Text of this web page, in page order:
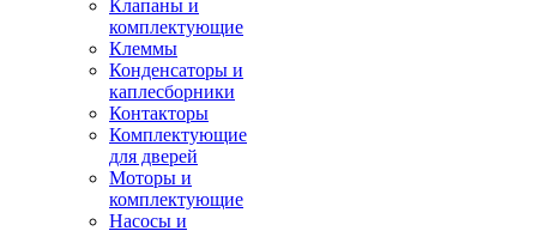
Клапаны и
комплектующие
Клеммы
Конденсаторы и
каплесборники
Контакторы
Комплектующие
для дверей
Моторы и
комплектующие
Насосы и